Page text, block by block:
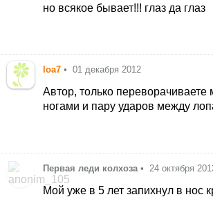
но всякое бывает!!! глаз да глаз
loa7 • 01 декабря 2012
Автор, только переворачиваете
ногами и пару ударов между
Первая леди колхоза • 24 октября
Мой уже в 5 лет запихнул в нос